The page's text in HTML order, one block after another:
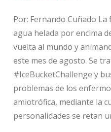
Por: Fernando Cuñado
agua helada por encima
vuelta al mundo y
este mes de agosto. Se
#IceBucketChallenge y
problemas de los
amiotrófica, mediante la
personalidades se retan